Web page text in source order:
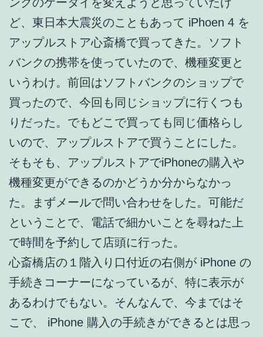
ど、東日本大震災のこともあって iPhoen 4 を
アップルストア心斎橋で買ってきた。ソフト
バンクの携帯を使っていたので、機種変更と
いうわけ。前回はソフトバンクのショップで
買ったので、今回も同じショップに行くつも
りだった。でもどこで買っても同じ価格らし
いので、アップルストアで買うことにした。
そもそも、アップルストアでiPhoneの購入や
機種変更ができるのかどうか分からなかっ
た。まずメールで問い合わせをした。可能だ
ということで、電話で細かいことを尋ねた上
で時間を予約して店頭に行った。
心斎橋店の１階入り口付近の右側が iPhone の
手続きコーナーになっているが、特に表示が
あるわけでもない。そんなんで、今まではそ
こで、 iPhone 購入の手続きができるとは思っ